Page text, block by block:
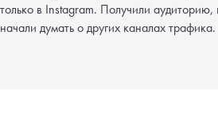
только в Instagram. Получили
начали думать о других каналах трафика.